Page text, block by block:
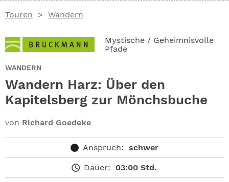
Touren Wandern
Mystische / Geheimnisvolle
Pfade
WANDERN
Wandern Harz: Über den
Kapitelsberg zur Mönchsbuche
von Richard Goedeke
Anspruch: schwer
Dauer: 03:00 Std.
ABO
NEWSLETTER
SHOP